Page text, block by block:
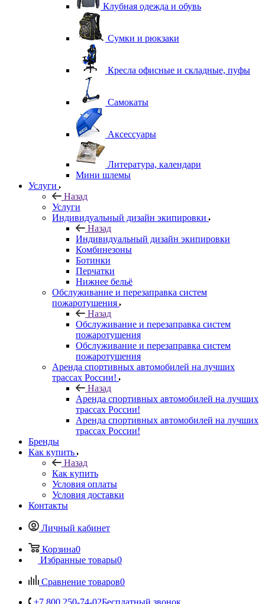
Клубная одежда и обувь
Сумки и рюкзаки
Кресла офисные и складные, пуфы
Самокаты
Аксессуары
Литература, календари
Мини шлемы
Услуги
Назад
Услуги
Индивидуальный дизайн экипировки
Назад
Индивидуальный дизайн экипировки
Комбинезоны
Ботинки
Перчатки
Нижнее бельё
Обслуживание и перезаправка систем
пожаротушения
Назад
Обслуживание и перезаправка систем
пожаротушения
Обслуживание и перезаправка систем
пожаротушения
Аренда спортивных автомобилей на лучших
трассах России!
Назад
Аренда спортивных автомобилей на лучших
трассах России!
Аренда спортивных автомобилей на лучших
трассах России!
Бренды
Как купить
Назад
Как купить
Условия оплаты
Условия доставки
Контакты
Личный кабинет
Корзина0
Избранные товары0
Сравнение товаров0
+7 800 250-74-02Бесплатный звонок